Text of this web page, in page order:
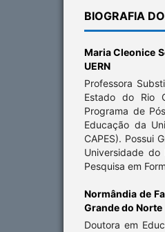
BIOGRAFIA
Maria Cleonice
UERN
Professora
Estado do Rio
Programa de
Educação da
CAPES). Possui
Universidade
Pesquisa em
Normândia de
Grande do Norte
Doutora em